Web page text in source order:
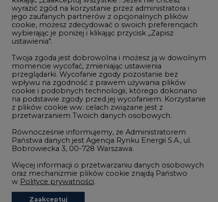
Wodór
Górnictwo
Atom
Fotowoltaika
Offshore wind
Zielone samorządy
Zielona gospodarka
wyrazić zgód na korzystanie przez administratora i
jego zaufanych partnerów z opcjonalnych plików
cookie, możesz zdecydować o swoich preferencjach
wybierając je poniżej i klikając przycisk „Zapisz
ustawienia".
Twoja zgoda jest dobrowolna i możesz ją w dowolnym
momencie wycofać, zmieniając ustawienia
przeglądarki. Wycofanie zgody pozostanie bez
wpływu na zgodność z prawem używania plików
cookie i podobnych technologii, którego dokonano
na podstawie zgody przed jej wycofaniem. Korzystanie
z plików cookie ww. celach związane jest z
przetwarzaniem Twoich danych osobowych.
Równocześnie informujemy, że Administratorem
Państwa danych jest Agencja Rynku Energii S.A., ul.
Bobrowiecka 3, 00-728 Warszawa.
Więcej informacji o przetwarzaniu danych osobowych
oraz mechanizmie plików cookie znajdą Państwo
w Polityce prywatności.
Zaakceptuj